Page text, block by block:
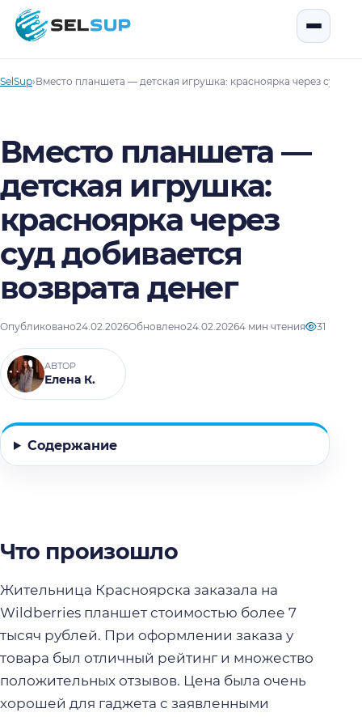
SelSup
SelSup›Вместо планшета — детская игрушка: красноярка через суд
Вместо планшета —
детская игрушка:
красноярка через
суд добивается
возврата денег
Опубликовано24.02.2026Обновлено24.02.20264 мин чтения 31
АВТОР
Елена К.
Содержание
Что произошло
Жительница Красноярска заказала на
Wildberries планшет стоимостью более 7
тысяч рублей. При оформлении заказа у
товара был отличный рейтинг и множество
положительных отзывов. Цена была очень
хорошей для гаджета с заявленными